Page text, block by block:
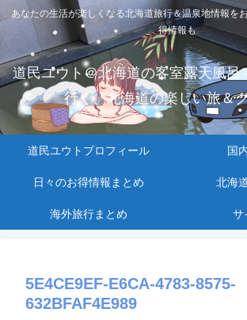
あなたの生活が楽しくなる北海道旅行＆温泉地情報を
得情報も
道民ユウト＠北海道の客室露天風呂
行く、北海道の楽しい旅＆
道民ユウトプロフィール 国
日々のお得情報まとめ 北海
海外旅行まとめ サ
5E4CE9EF-E6CA-4783-8575-
632BFAF4E989